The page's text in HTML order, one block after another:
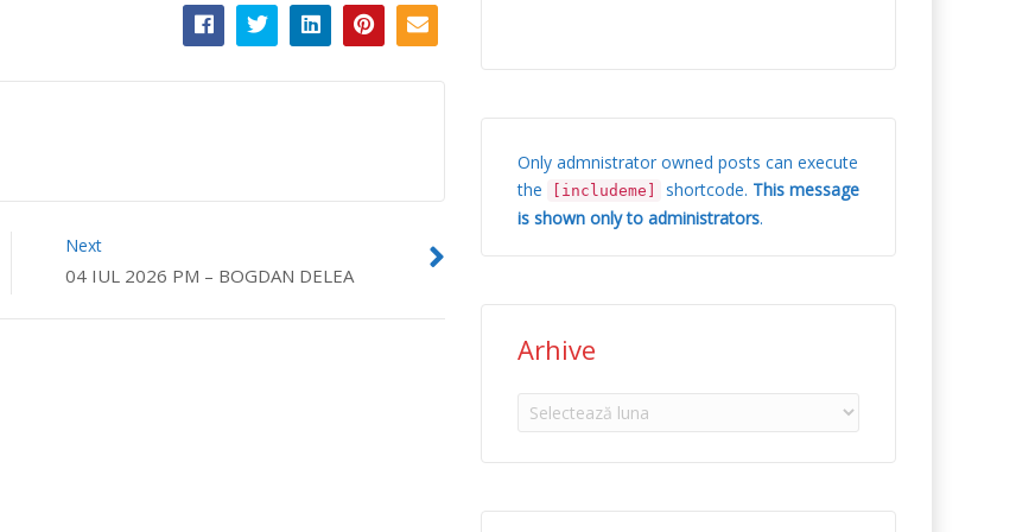
Next
04 IUL 2026 PM – BOGDAN DELEA
Only admnistrator owned posts can execute
the
[includeme] shortcode. This message
is shown only to administrators.
Arhive
Arhive